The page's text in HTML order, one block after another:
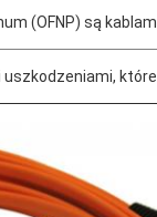
(OFNP) są